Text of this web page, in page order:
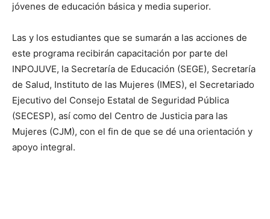
jóvenes de educación básica y media superior.
Las y los estudiantes que se sumarán a las acciones de
este programa recibirán capacitación por parte del
INPOJUVE, la Secretaría de Educación (SEGE), Secretaría
de Salud, Instituto de las Mujeres (IMES), el Secretariado
Ejecutivo del Consejo Estatal de Seguridad Pública
(SECESP), así como del Centro de Justicia para las
Mujeres (CJM), con el fin de que se dé una orientación y
apoyo integral.